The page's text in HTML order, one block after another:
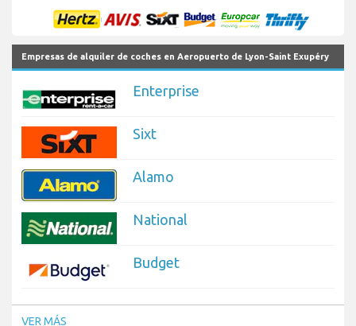
Empresas de alquiler de coches en Aeropuerto de Lyon-Saint Exupéry
Enterprise
Sixt
Alamo
National
Budget